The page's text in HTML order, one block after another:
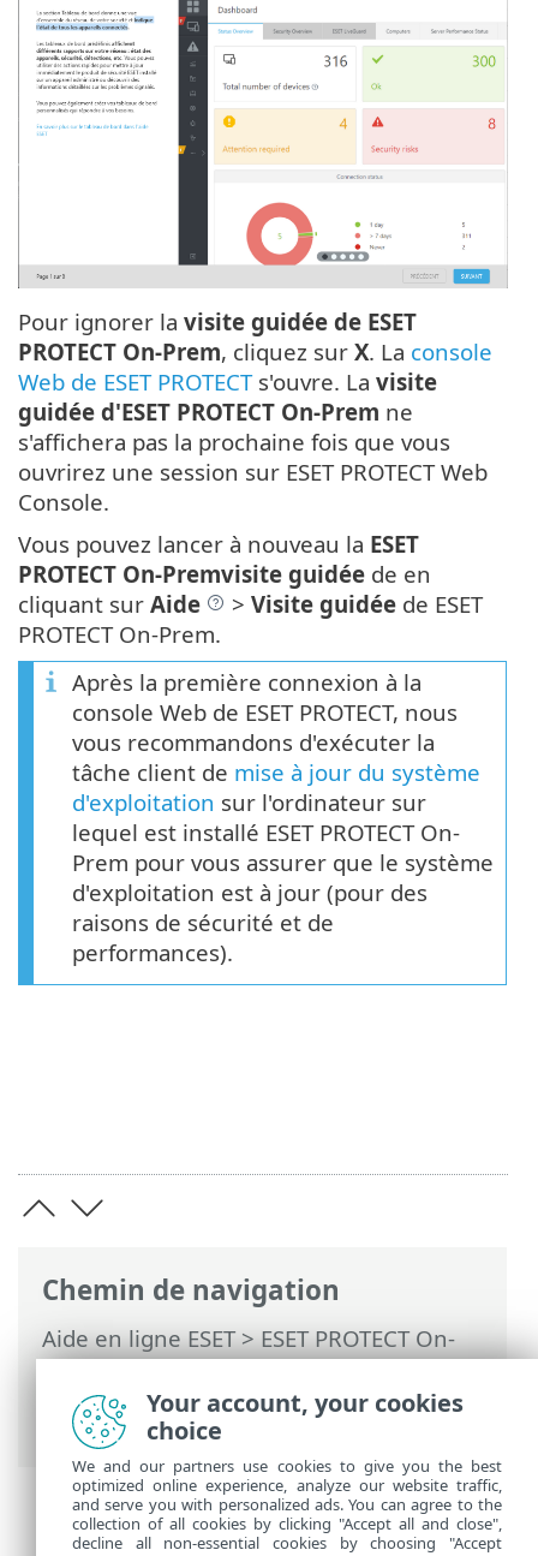
Chemin de navigation
Aide en ligne ESET>ESET PROTECT On-
Prem>Commencer>Console Web ESET
PROTECT
> Visite guidée d'ESET PROTECT
On-Prem
Pour ignorer la visite guidée de ESET
PROTECT On-Prem, cliquez sur X. La console
Web de ESET PROTECTs'ouvre. La visite
guidée d'ESET PROTECT On-Prem ne
s'affichera pas la prochaine fois que vous
ouvrirez une session sur ESET PROTECT Web
Console.
Vous pouvez lancer à nouveau la ESET
PROTECT On-Premvisite guidée de en
cliquant sur Aide > Visite guidée de ESET
PROTECT On-Prem.
Après la première connexion à la
console Web de ESET PROTECT, nous
vous recommandons d'exécuter la
tâche client de mise à jour du système
d'exploitation sur l'ordinateur sur
lequel est installé ESET PROTECT On-
Prem pour vous assurer que le système
d'exploitation est à jour (pour des
raisons de sécurité et de
performances).
Your account, your cookies
choice
We and our partners use cookies to give you the best
optimized online experience, analyze our website traffic,
and serve you with personalized ads. You can agree to the
collection of all cookies by clicking "Accept all and close",
decline all non-essential cookies by choosing "Accept